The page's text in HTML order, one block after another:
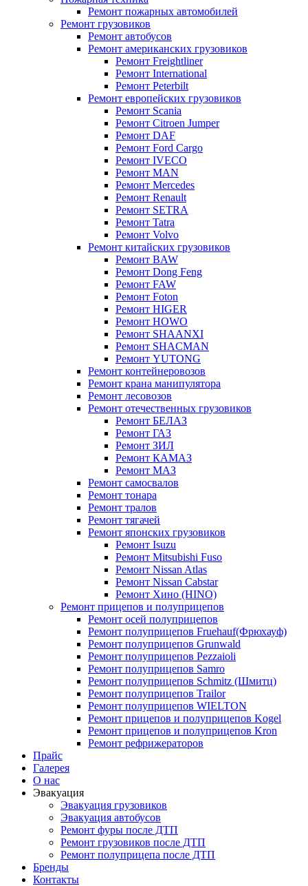
Ремонт пожарных автомобилей
Ремонт грузовиков
Ремонт автобусов
Ремонт американских грузовиков
Ремонт Freightliner
Ремонт International
Ремонт Peterbilt
Ремонт европейских грузовиков
Ремонт Scania
Ремонт Citroen Jumper
Ремонт DAF
Ремонт Ford Cargo
Ремонт IVECO
Ремонт MAN
Ремонт Mercedes
Ремонт Renault
Ремонт SETRA
Ремонт Tatra
Ремонт Volvo
Ремонт китайских грузовиков
Ремонт BAW
Ремонт Dong Feng
Ремонт FAW
Ремонт Foton
Ремонт HIGER
Ремонт HOWO
Ремонт SHAANXI
Ремонт SHACMAN
Ремонт YUTONG
Ремонт контейнеровозов
Ремонт крана манипулятора
Ремонт лесовозов
Ремонт отечественных грузовиков
Ремонт БЕЛАЗ
Ремонт ГАЗ
Ремонт ЗИЛ
Ремонт КАМАЗ
Ремонт МАЗ
Ремонт самосвалов
Ремонт тонара
Ремонт тралов
Ремонт тягачей
Ремонт японских грузовиков
Ремонт Isuzu
Ремонт Mitsubishi Fuso
Ремонт Nissan Atlas
Ремонт Nissan Cabstar
Ремонт Хино (HINO)
Ремонт прицепов и полуприцепов
Ремонт осей полуприцепов
Ремонт полуприцепов Fruehauf(Фрюхауф)
Ремонт полуприцепов Grunwald
Ремонт полуприцепов Pezzaioli
Ремонт полуприцепов Samro
Ремонт полуприцепов Schmitz (Шмитц)
Ремонт полуприцепов Trailor
Ремонт полуприцепов WIELTON
Ремонт прицепов и полуприцепов Kogel
Ремонт прицепов и полуприцепов Kron
Ремонт рефрижераторов
Прайс
Галерея
О нас
Эвакуация
Эвакуация грузовиков
Эвакуация автобусов
Ремонт фуры после ДТП
Ремонт грузовиков после ДТП
Ремонт полуприцепа после ДТП
Бренды
Контакты